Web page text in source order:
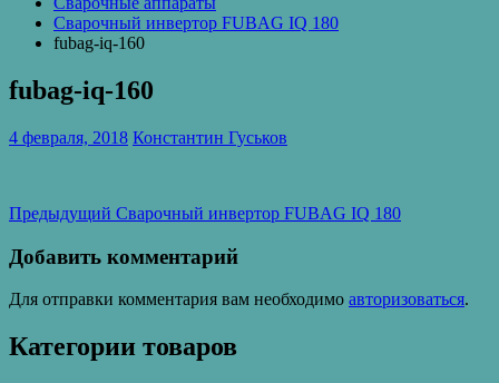
Сварочный инвертор FUBAG IQ 180
fubag-iq-160
fubag-iq-160
4 февраля, 2018 Константин Гуськов
Навигация
по
записям
Предыдущий Предыдущая
Сварочный инвертор FUBAG IQ 180
Добавить комментарий
Для отправки комментария вам необходимо авторизоваться.
Категории товаров